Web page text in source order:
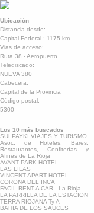
Ubicación
Distancia desde:
Capital Federal : 1175 km
Vias de acceso:
Ruta 38 - Aeropuerto.
Telediscado:
NUEVA 380
Cabecera:
Capital de la Provincia
Código postal:
5300
Los 10 más buscados
SULPAYKI VIAJES Y TURISMO
Asoc. de Hoteles, Bares,
Restaurantes, Confiterías y
Afines de La Rioja
AVANT PARK HOTEL
LAS LILAS
VINCENT APART HOTEL
CORONA DEL INCA
FACIL RENT A CAR - La Rioja
LA PARRILLA DE LA ESTACION
TERRA RIOJANA Ty A
BAHIA DE LOS SAUCES